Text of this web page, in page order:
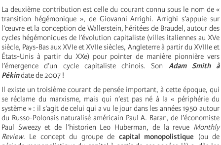
La deuxième contribution est celle du courant connu sous le nom de «
transition hégémonique », de Giovanni Arrighi. Arrighi s’appuie sur
l’œuvre et la conception de Wallerstein, héritées de Braudel, autour des
cycles hégémoniques de l’évolution capitaliste (villes italiennes au XVe
siècle, Pays-Bas aux XVIe et XVIIe siècles, Angleterre à partir du XVIIIe et
États-Unis à partir du XXe) pour pointer de manière pionnière vers
l’émergence d’un cycle capitaliste chinois. Son Adam Smith à
Pékindate de 2007 !
Il existe un troisième courant de pensée important, à cette époque, qui
se réclame du marxisme, mais qui n’est pas né à la « périphérie du
système » : il s’agit de celui qui a vu le jour dans les années 1950 autour
du Russo-Polonais naturalisé américain Paul A. Baran, de l’économiste
Paul Sweezy et de l’historien Leo Huberman, de la revue Monthly
Review. Le concept du groupe de capital monopolistique (ou de